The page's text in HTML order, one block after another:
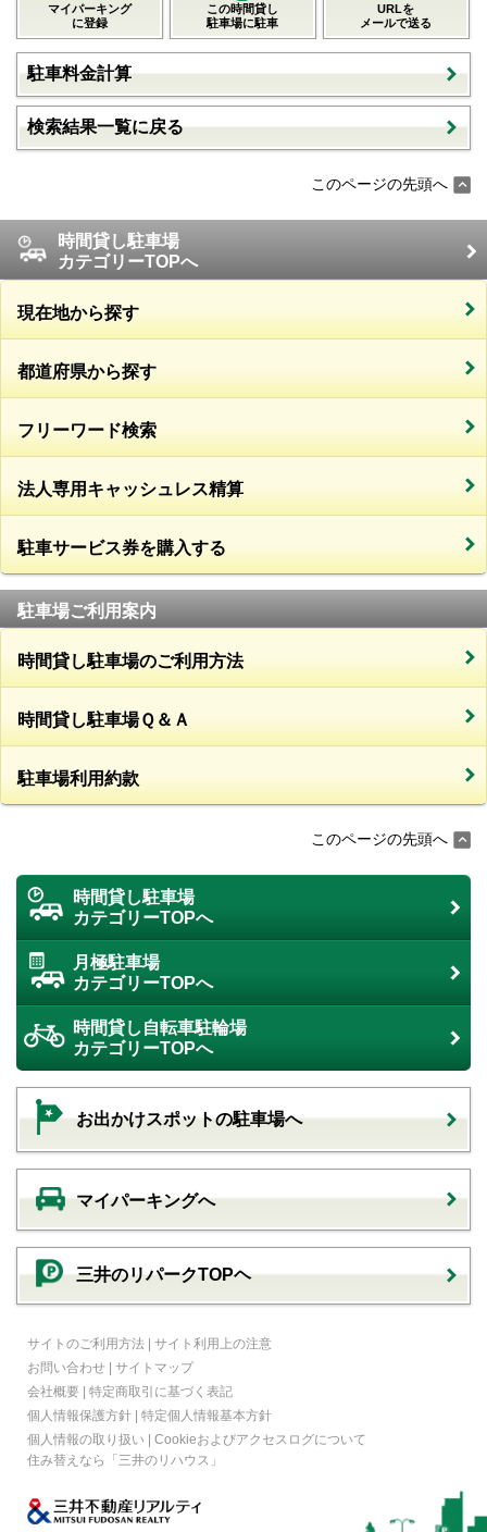
マイパーキング
に登録
この時間貸し
駐車場に駐車
URLを
メールで送る
駐車料金計算
検索結果一覧に戻る
このページの先頭へ
時間貸し駐車場
カテゴリーTOPへ
現在地から探す
都道府県から探す
フリーワード検索
法人専用キャッシュレス精算
駐車サービス券を購入する
駐車場ご利用案内
時間貸し駐車場のご利用方法
時間貸し駐車場Ｑ＆Ａ
駐車場利用約款
このページの先頭へ
時間貸し駐車場
カテゴリーTOPへ
月極駐車場
カテゴリーTOPへ
時間貸し自転車駐輪場
カテゴリーTOPへ
お出かけスポットの駐車場へ
マイパーキングへ
三井のリパークTOPヘ
サイトのご利用方法 | サイト利用上の注意
お問い合わせ | サイトマップ
会社概要 | 特定商取引に基づく表記
個人情報保護方針 | 特定個人情報基本方針
個人情報の取り扱い | Cookieおよびアクセスログについて
住み替えなら
「三井のリハウス」